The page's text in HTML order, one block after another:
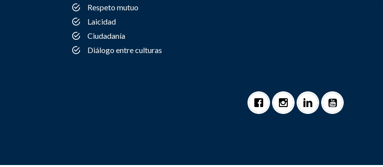
Respeto mutuo
Laicidad
Ciudadanía
Diálogo entre culturas